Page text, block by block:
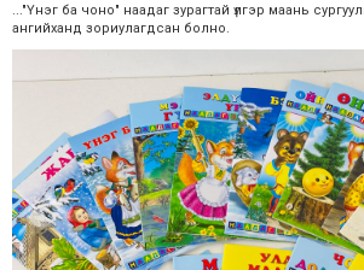
..."Үнэг ба чоно" наадаг зурагтай үлгэр маань
ангийханд зориулагдсан болно.